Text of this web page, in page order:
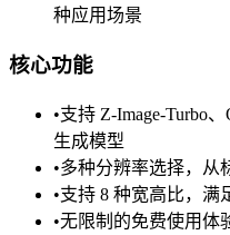
种应用场景
核心功能
•支持 Z-Image-Turbo
生成模型
•多种分辨率选择，从
•支持 8 种宽高比，满
•无限制的免费使用体